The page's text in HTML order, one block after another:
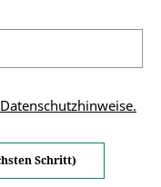
Datenschutzhinweise.